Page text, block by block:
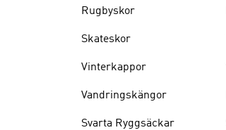
Rugbyskor
Skateskor
Vinterkappor
Vandringskängor
Svarta Ryggsäckar